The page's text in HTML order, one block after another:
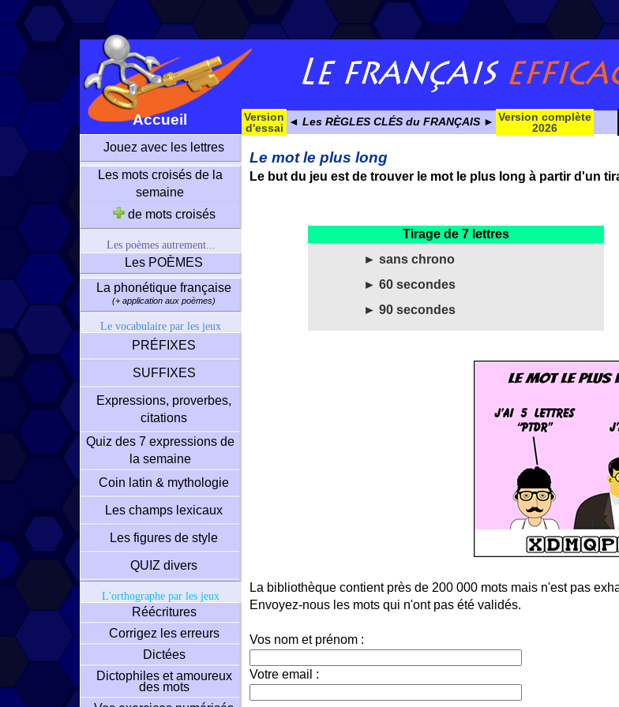
Accueil
Version
d'essai
◄ Les RÈGLES CLÉS du FRANÇAIS ► Version complète
2026
Jouez avec les lettres
Les mots croisés de la
semaine
de mots croisés
Les poèmes autrement...
Les POÈMES
La phonétique française
(+ application aux poèmes)
Le vocabulaire par les jeux
PRÉFIXES
SUFFIXES
Expressions, proverbes,
citations
Quiz des 7 expressions de
la semaine
Coin latin & mythologie
Les champs lexicaux
Les figures de style
QUIZ divers
L'orthographe par les jeux
Réécritures
Corrigez les erreurs
Dictées
Dictophiles et amoureux
des mots
Le mot le plus long
Le but du jeu est de trouver le mot le plus long à partir d'un
Tirage de 7 lettres
► sans chrono
► 60 secondes
► 90 secondes
La bibliothèque contient près de 200 000 mots mais n'est pas
Envoyez-nous les mots qui n'ont pas été validés.
Vos nom et prénom :
Votre email :